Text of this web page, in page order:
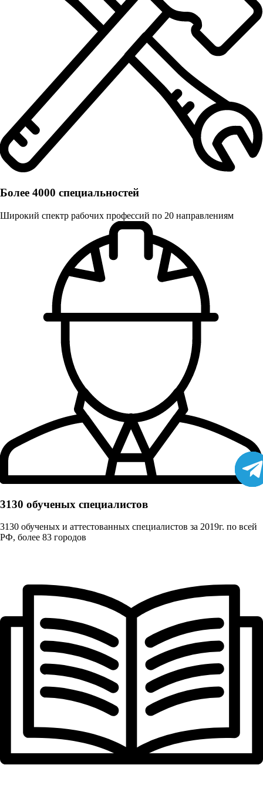
Более 4000 специальностей
Широкий спектр рабочих профессий по 20 направлениям
3130 обученых cпециалистов
3130 обученых и аттестованных специалистов за 2019г. по всей
РФ, более 83 городов